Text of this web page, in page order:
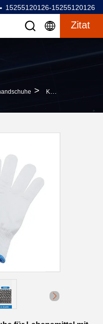
15255120126-15255120126
Zitat
> Küchensicherheitshandschuhe Für Lebensmittel Mit Schnalle, Öl- Und Rutschschutzhandschuhe